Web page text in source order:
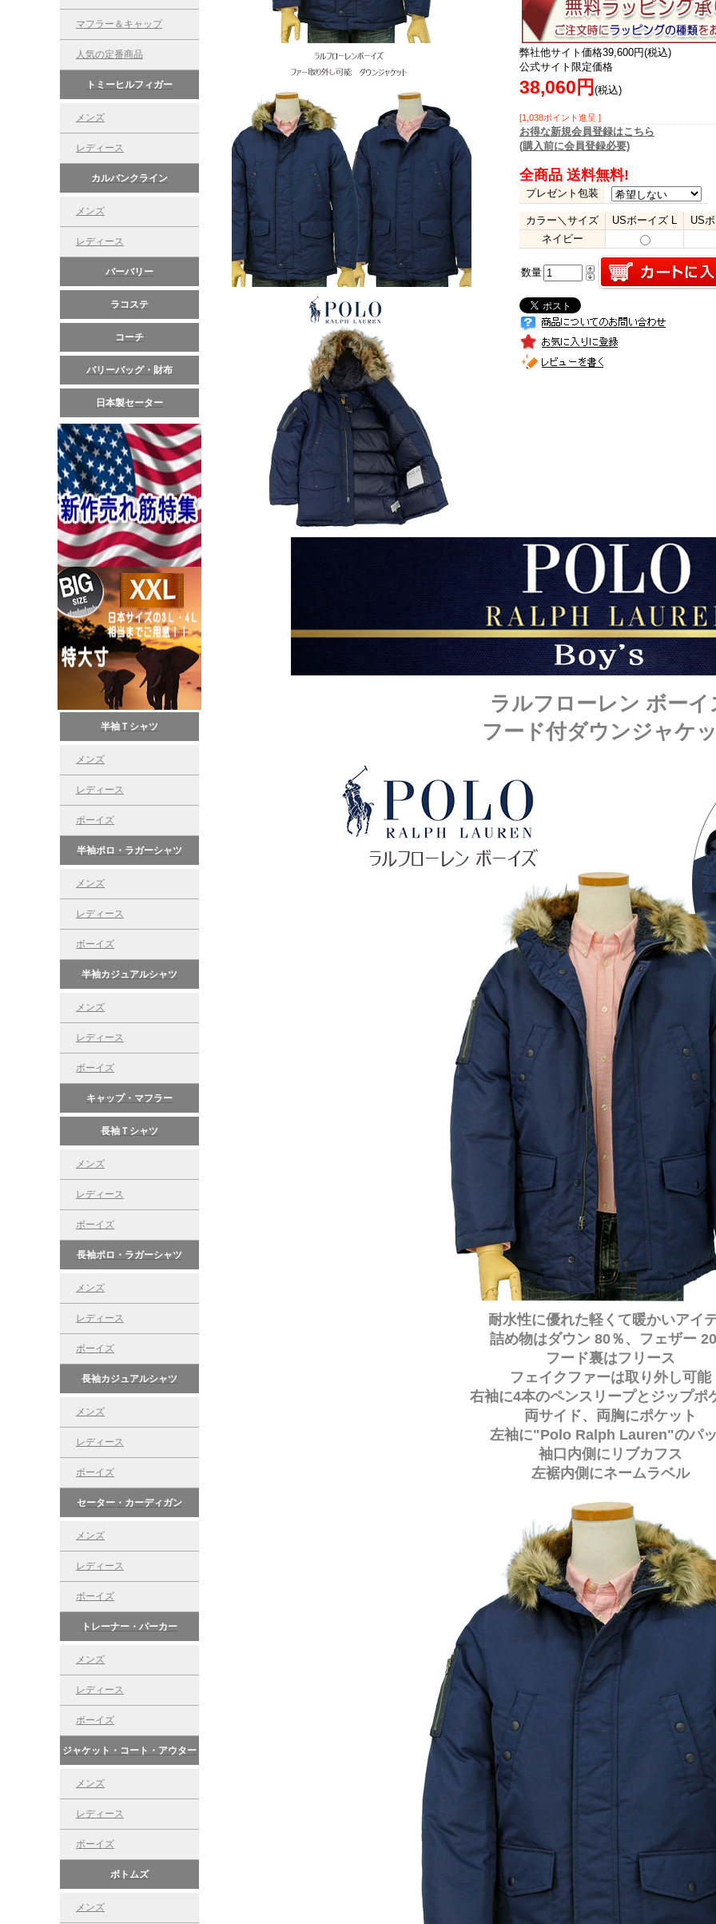
マフラー＆キャップ
人気の定番商品
トミーヒルフィガー
メンズ
レディース
カルバンクライン
メンズ
レディース
バーバリー
ラコステ
コーチ
バリーバッグ・財布
日本製セーター
半袖Ｔシャツ
メンズ
レディース
ボーイズ
半袖ポロ・ラガーシャツ
メンズ
レディース
ボーイズ
半袖カジュアルシャツ
メンズ
レディース
ボーイズ
キャップ・マフラー
長袖Ｔシャツ
メンズ
レディース
ボーイズ
長袖ポロ・ラガーシャツ
メンズ
レディース
ボーイズ
長袖カジュアルシャツ
メンズ
レディース
ボーイズ
セーター・カーディガン
メンズ
レディース
ボーイズ
トレーナー・パーカー
メンズ
レディース
ボーイズ
ジャケット・コート・アウター
メンズ
レディース
ボーイズ
ボトムズ
メンズ
弊社他サイト価格39,600円(税込)
公式サイト限定価格
38,060円 (税込)
[1,038ポイント進呈 ]
お得な新規会員登録はこちら
(購入前に会員登録必要)
全商品 送料無料!
プレゼント包装
カラー＼サイズ USボーイズ L
US
ネイビー
数量
ラルフローレン ボーイ
フード付ダウンジャケ
耐水性に優れた軽くて暖かいアイ
詰め物はダウン 80％、フェザー
フード裏はフリース
フェイクファーは取り外し可能
右袖に4本のペンスリープとジップポ
両サイド、両胸にポケット
左袖に"Polo Ralph Lauren"のパ
袖口内側にリブカフス
左裾内側にネームラベル